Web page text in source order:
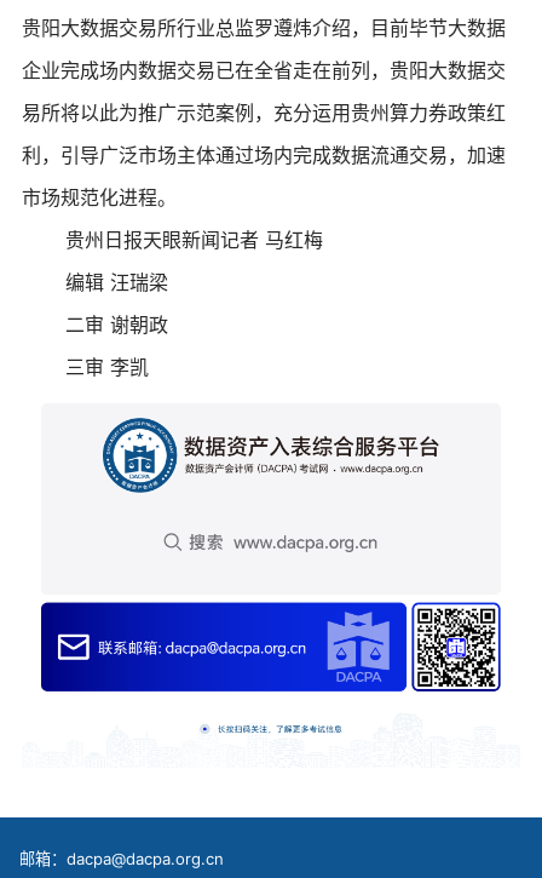
贵阳大数据交易所行业总监罗遵炜介绍，目前毕节大数据
企业完成场内数据交易已在全省走在前列，贵阳大数据交
易所将以此为推广示范案例，充分运用贵州算力券政策红
利，引导广泛市场主体通过场内完成数据流通交易，加速
市场规范化进程。
贵州日报天眼新闻记者 马红梅
编辑 汪瑞梁
二审 谢朝政
三审 李凯
邮箱：dacpa@dacpa.org.cn